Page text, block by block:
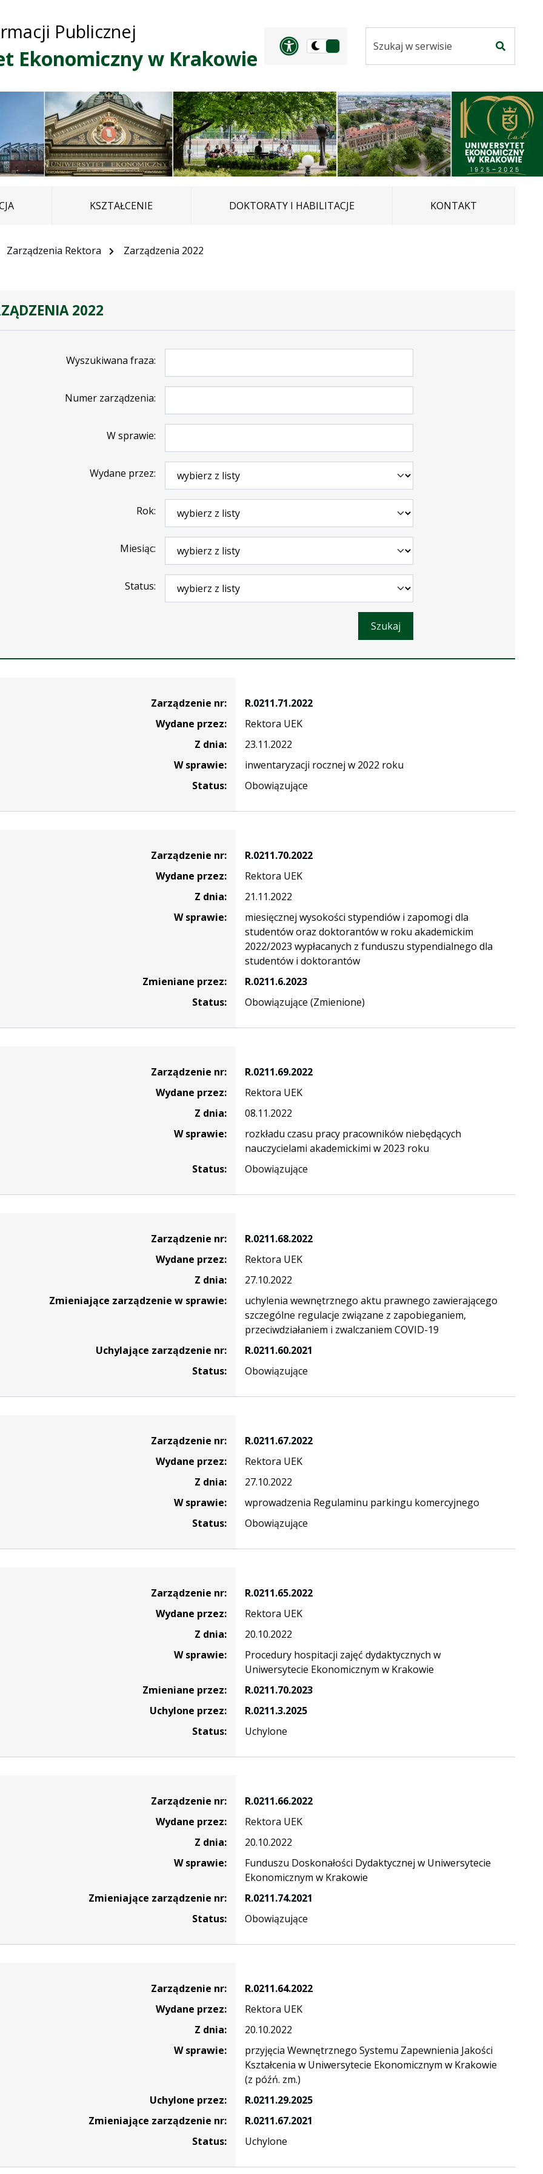
głównego menu
Przejdź do treści
Przejdź do mapy
serwisu
Publicznej
Ekonomiczny w Krakowie
Panel dostosowania
Przełącz
ciemną
serwisie
KSZTAŁCENIE DOKTORATY I HABILITACJE KONTAKT
Zarządzenia Rektora Zarządzenia 2022
2022
Wyszukiwana fraza
Numer zarządzenia
W sprawie
Wydane przez
Rok
Miesiąc
Status
Szukaj
Zarządzenie nr:
R.0211.71.2022
Wydane przez:
Rektora UEK
Z dnia:
23.11.2022
W sprawie:
inwentaryzacji rocznej w 2022 roku
Status:
Obowiązujące
Zarządzenie nr:
R.0211.70.2022
Wydane przez:
Rektora UEK
Z dnia:
21.11.2022
W sprawie:
miesięcznej wysokości stypendiów i zapomogi dla
studentów oraz doktorantów w roku akademickim
2022/2023 wypłacanych z funduszu stypendialnego dla
studentów i doktorantów
Zmieniane przez:
R.0211.6.2023
Status:
Obowiązujące (Zmienione)
Zarządzenie nr:
R.0211.69.2022
Wydane przez:
Rektora UEK
Z dnia:
08.11.2022
W sprawie:
rozkładu czasu pracy pracowników niebędących
nauczycielami akademickimi w 2023 roku
Status:
Obowiązujące
Zarządzenie nr:
R.0211.68.2022
Wydane przez:
Rektora UEK
Z dnia:
27.10.2022
Zmieniające zarządzenie w sprawie:
uchylenia wewnętrznego aktu prawnego zawierającego
szczególne regulacje związane z zapobieganiem,
przeciwdziałaniem i zwalczaniem COVID-19
Uchylające zarządzenie nr:
R.0211.60.2021
Status:
Obowiązujące
Zarządzenie nr:
R.0211.67.2022
Wydane przez:
Rektora UEK
Z dnia:
27.10.2022
W sprawie:
wprowadzenia Regulaminu parkingu komercyjnego
Status:
Obowiązujące
Zarządzenie nr:
R.0211.65.2022
Wydane przez:
Rektora UEK
Z dnia:
20.10.2022
W sprawie:
Procedury hospitacji zajęć dydaktycznych w
Uniwersytecie Ekonomicznym w Krakowie
Zmieniane przez:
R.0211.70.2023
Uchylone przez:
R.0211.3.2025
Status:
Uchylone
Zarządzenie nr:
R.0211.66.2022
Wydane przez:
Rektora UEK
Z dnia:
20.10.2022
W sprawie:
Funduszu Doskonałości Dydaktycznej w Uniwersytecie
Ekonomicznym w Krakowie
Zmieniające zarządzenie nr:
R.0211.74.2021
Status:
Obowiązujące
Zarządzenie nr:
R.0211.64.2022
Wydane przez:
Rektora UEK
Z dnia:
20.10.2022
W sprawie:
przyjęcia Wewnętrznego Systemu Zapewnienia Jakości
Kształcenia w Uniwersytecie Ekonomicznym w Krakowie
(z późń. zm.)
Uchylone przez:
R.0211.29.2025
Zmieniające zarządzenie nr:
R.0211.67.2021
Status:
Uchylone